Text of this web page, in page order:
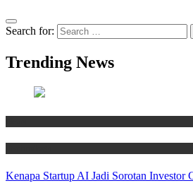
Search for:
Trending News
Kenapa Startup AI Jadi Sorotan Investor